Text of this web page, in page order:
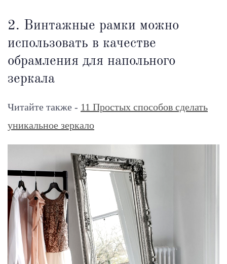
2. Винтажные рамки можно
использовать в качестве
обрамления для напольного
зеркала
Читайте также - 11 Простых способов сделать
уникальное зеркало